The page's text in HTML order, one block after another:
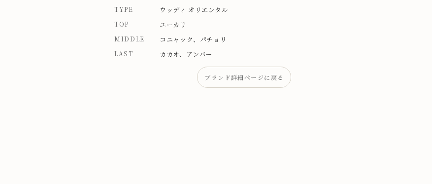
TYPE ウッディ オリエンタル
TOP ユーカリ
MIDDLE コニャック、パチョリ
LAST カカオ、アンバー
ブランド詳細ページに戻る